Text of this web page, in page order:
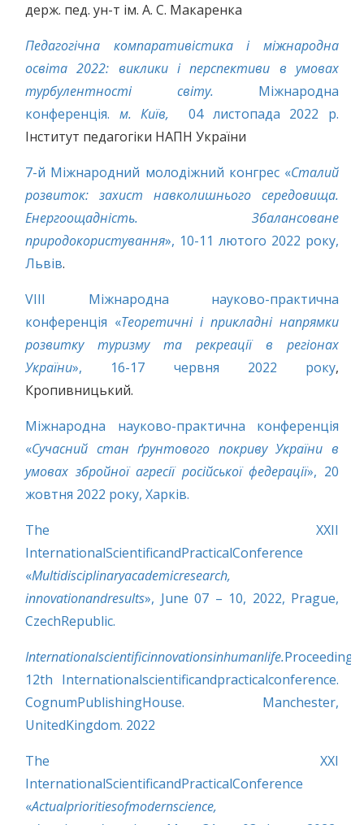
держ. пед. ун-т ім. А. С. Макаренка
Педагогічна компаративістика і міжнародна
освіта 2022: виклики і перспективи в умовах
турбулентності світу. Міжнародна
конференція. м. Київ,
04 листопада 2022 р.
Інститут педагогіки НАПН України
7-й Міжнародний молодіжний конгрес «Сталий
розвиток: захист навколишнього середовища.
Енергоощадність. Збалансоване
природокористування», 10-11 лютого 2022 року,
Львів.
VІІІ Міжнародна науково-практична
конференція «Теоретичні і прикладні напрямки
розвитку туризму та рекреації в регіонах
України», 16-17 червня 2022 року,
Кропивницький.
Міжнародна науково-практична конференція
«Сучасний стан ґрунтового покриву України в
умовах збройної агресії російської федерації», 20
жовтня 2022 року, Харків.
The ХХII
InternationalScientificandPracticalConference
«Multidisciplinaryacademicresearch,
innovationandresults», June 07 – 10, 2022, Prague,
CzechRepublic.
Internationalscientificinnovationsinhumanlife.
12th Internationalscientificandpracticalconference.
CognumPublishingHouse. Manchester,
UnitedKingdom. 2022
The ХХI
InternationalScientificandPracticalConference
«Actualprioritiesofmodernscience,